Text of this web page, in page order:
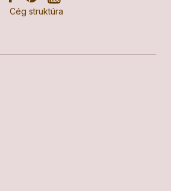
Cég struktúra